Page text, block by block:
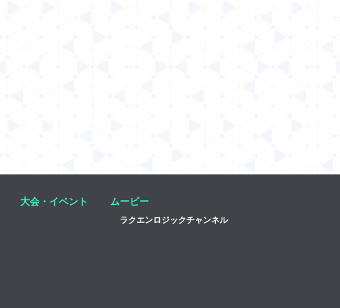
大会・イベント ムービー
ラクエンロジックチャンネル